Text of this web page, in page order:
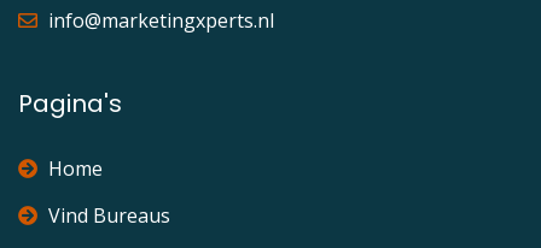
info@marketingxperts.nl
Pagina's
Home
Vind Bureaus